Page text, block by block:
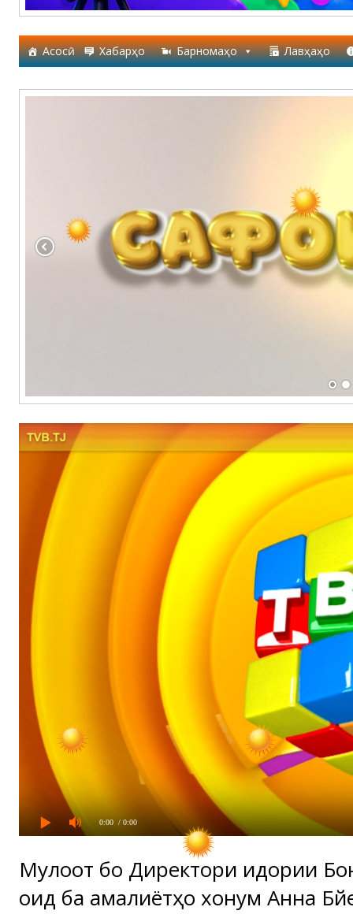
Асосӣ Хабарҳо Барномаҳо Лавҳаҳо
0:00 / 0:00
Мулоқот бо Директори идории
оид ба амалиётҳо хонум Анна